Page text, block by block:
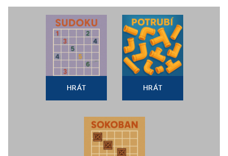
HRÁT HRÁT